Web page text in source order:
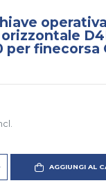
operativa
per finecorsa
AGGIUNGI AL